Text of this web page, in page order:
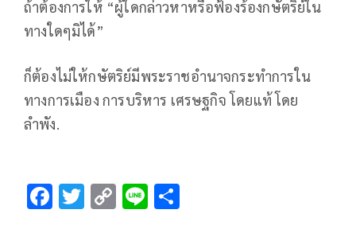
ถ้าต้องการให้ “ผู้ใดกล่าวหาหรือฟ้องร้องกษัตริย์ใน
ทางใดๆมิได้”
ก็ต้องไม่ให้กษัตริย์มีพระราชอำนาจกระทำการใน
ทางการเมือง การบริหาร เศรษฐกิจ โดยแท้ โดย
ลำพัง.
F T C Li